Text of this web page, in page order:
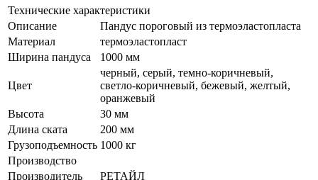
Технические характеристики
Описание
Пандус пороговый из термоэластопласта
Материал
термоэластопласт
Ширина пандуса
1000 мм
Цвет
черный, серый, темно-коричневый,
светло-коричневый, бежевый, желтый,
оранжевый
Высота
30 мм
Длина ската
200 мм
Грузоподъемность 1000 кг
Производство
Производитель
РЕТАЙЛ